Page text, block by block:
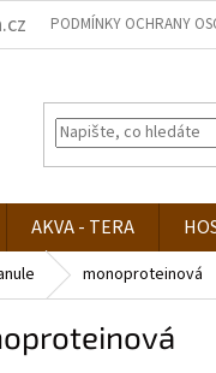
PODMÍNKY OCHRANY
AKVA - TERA
monoproteinová